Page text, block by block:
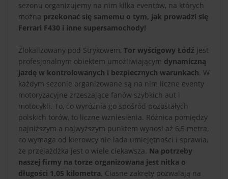
sezonu organizujemy na nim kilka eventów, na których
można przekonać się samemu o tym, jak prowadzi się
Ferrari F430 i inne supersamochody!
Zlokalizowany pod Strykowem, Tor wyścigowy Łódź jest
profesjonalnym obiektem umożliwiającym dynamiczną
jazdę w kontrolowanych i bezpiecznych warunkach. W
każdym sezonie organizowane są na nim liczne eventy
motoryzacyjne zrzeszające fanów szybkich aut i
motocykli. To, co wyróżnia go spośród pozostałych
polskich torów, to liczne wzniesienia. Różnica pomiędzy
najniższym a najwyższym punktem wynosi aż 6,5 metra,
co wymaga od kierowcy nie lada umiejętności i sprawia,
że przejażdżka jest o wiele ciekawsza. Na potrzeby
naszej firmy na torze organizowana jest nitka o
długości 1,05 kilometra. Ciasne zakręty pozwalają na